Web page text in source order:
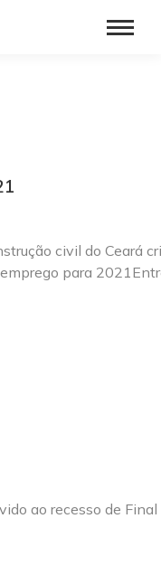
civil do Ceará
para
ao recesso de Final